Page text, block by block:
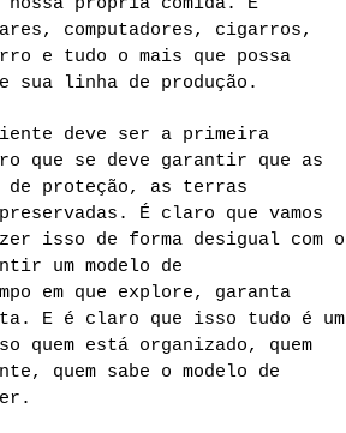
computadores, cigarros,
e tudo o mais que possa
sua linha de produção.
deve ser a primeira
que se deve garantir que as
proteção, as terras
É claro que vamos
isso de forma desigual com o
um modelo de
em que explore, garanta
E é claro que isso tudo é um
quem está organizado, quem
quem sabe o modelo de